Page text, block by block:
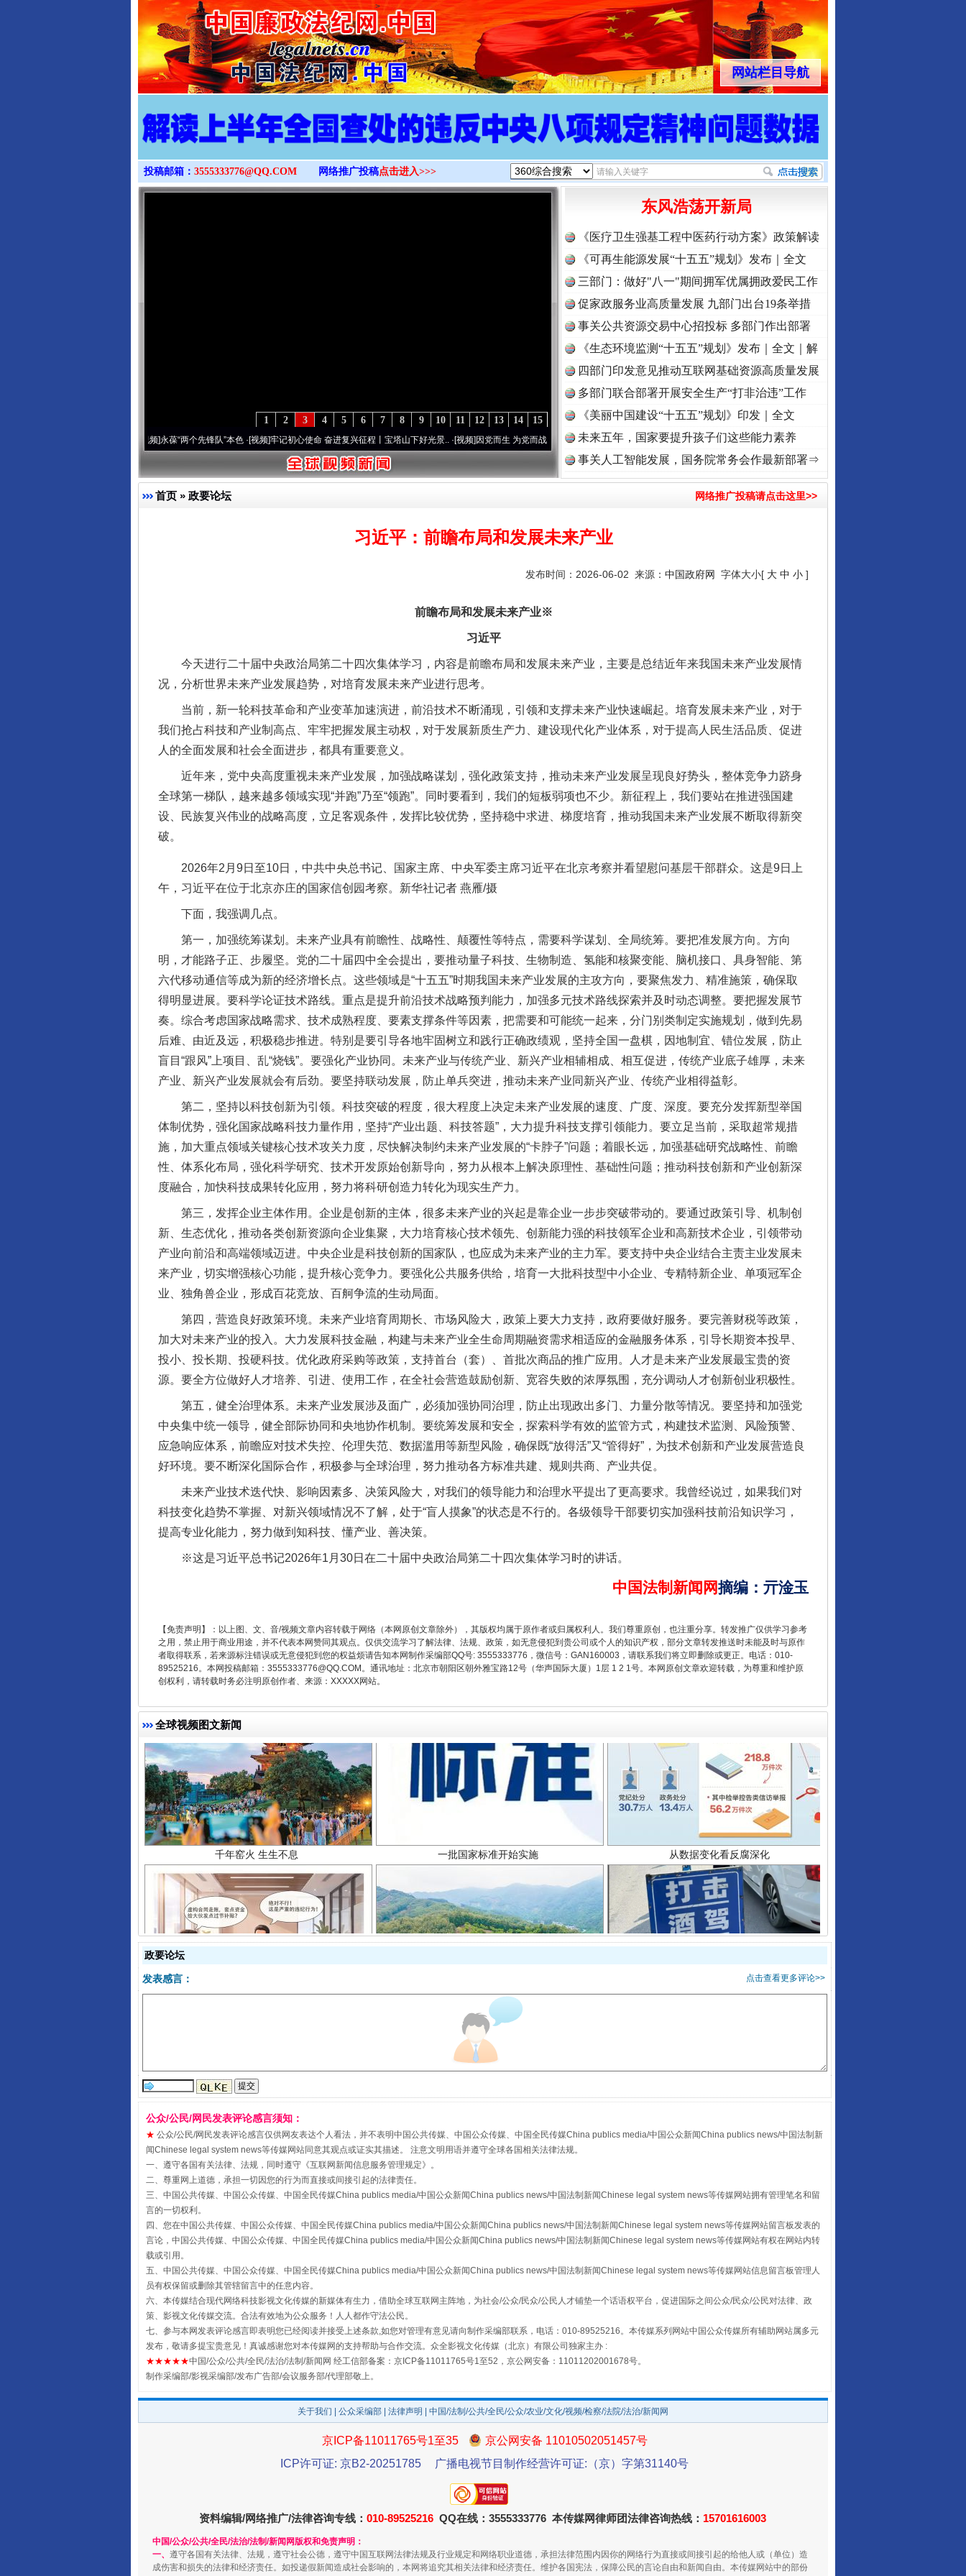
>
网站栏目导航
投稿邮箱： 3555333776@QQ.COM 网络推广投稿点击进入>>>
15
14
13
12
11
10
9
8
7
6
5
4
3
2
1
永葆“两个先锋队”本色·[视频]牢记初心使命 奋进复兴征程丨宝塔山下好光景..·[视频]因党而生 为党而战——百年“纪”事⑧加强纪律..·[视频] 牢记初心使命 奋进复兴征程丨“转折之城”激荡..
东风浩荡开新局
《医疗卫生强基工程中医药行动方案》政策解读
《可再生能源发展“十五五”规划》发布｜全文
三部门：做好"八一"期间拥军优属拥政爱民工作
促家政服务业高质量发展 九部门出台19条举措
事关公共资源交易中心招投标 多部门作出部署
《生态环境监测“十五五”规划》发布｜全文｜解
读
四部门印发意见推动互联网基础资源高质量发展
多部门联合部署开展安全生产“打非治违”工作
《美丽中国建设“十五五”规划》印发｜全文
未来五年，国家要提升孩子们这些能力素养
事关人工智能发展，国务院常务会作最新部署⇒
首页 » 政要论坛 网络推广投稿请点击这里>>
习近平：前瞻布局和发展未来产业
发布时间：2026-06-02 来源： 中国政府网 字体大小[ 大 中 小 ]
前瞻布局和发展未来产业※
习近平
今天进行二十届中央政治局第二十四次集体学习，内容是前瞻布局和发展未来产业，主要是总结近年来我国未来产业发展情
况，分析世界未来产业发展趋势，对培育发展未来产业进行思考。
当前，新一轮科技革命和产业变革加速演进，前沿技术不断涌现，引领和支撑未来产业快速崛起。培育发展未来产业，对于
我们抢占科技和产业制高点、牢牢把握发展主动权，对于发展新质生产力、建设现代化产业体系，对于提高人民生活品质、促进
人的全面发展和社会全面进步，都具有重要意义。
近年来，党中央高度重视未来产业发展，加强战略谋划，强化政策支持，推动未来产业发展呈现良好势头，整体竞争力跻身
全球第一梯队，越来越多领域实现“并跑”乃至“领跑”。同时要看到，我们的短板弱项也不少。新征程上，我们要站在推进强国建
设、民族复兴伟业的战略高度，立足客观条件，发挥比较优势，坚持稳中求进、梯度培育，推动我国未来产业发展不断取得新突
破。
2026年2月9日至10日，中共中央总书记、国家主席、中央军委主席习近平在北京考察并看望慰问基层干部群众。这是9日上
午，习近平在位于北京亦庄的国家信创园考察。新华社记者 燕雁/摄
下面，我强调几点。
第一，加强统筹谋划。未来产业具有前瞻性、战略性、颠覆性等特点，需要科学谋划、全局统筹。要把准发展方向。方向
明，才能路子正、步履坚。党的二十届四中全会提出，要推动量子科技、生物制造、氢能和核聚变能、脑机接口、具身智能、第
六代移动通信等成为新的经济增长点。这些领域是“十五五”时期我国未来产业发展的主攻方向，要聚焦发力、精准施策，确保取
得明显进展。要科学论证技术路线。重点是提升前沿技术战略预判能力，加强多元技术路线探索并及时动态调整。要把握发展节
奏。综合考虑国家战略需求、技术成熟程度、要素支撑条件等因素，把需要和可能统一起来，分门别类制定实施规划，做到先易
后难、由近及远，积极稳步推进。特别是要引导各地牢固树立和践行正确政绩观，坚持全国一盘棋，因地制宜、错位发展，防止
盲目“跟风”上项目、乱“烧钱”。要强化产业协同。未来产业与传统产业、新兴产业相辅相成、相互促进，传统产业底子雄厚，未来
产业、新兴产业发展就会有后劲。要坚持联动发展，防止单兵突进，推动未来产业同新兴产业、传统产业相得益彰。
第二，坚持以科技创新为引领。科技突破的程度，很大程度上决定未来产业发展的速度、广度、深度。要充分发挥新型举国
体制优势，强化国家战略科技力量作用，坚持“产业出题、科技答题”，大力提升科技支撑引领能力。要立足当前，采取超常规措
施，加大重点领域关键核心技术攻关力度，尽快解决制约未来产业发展的“卡脖子”问题；着眼长远，加强基础研究战略性、前瞻
性、体系化布局，强化科学研究、技术开发原始创新导向，努力从根本上解决原理性、基础性问题；推动科技创新和产业创新深
度融合，加快科技成果转化应用，努力将科研创造力转化为现实生产力。
第三，发挥企业主体作用。企业是创新的主体，很多未来产业的兴起是靠企业一步步突破带动的。要通过政策引导、机制创
新、生态优化，推动各类创新资源向企业集聚，大力培育核心技术领先、创新能力强的科技领军企业和高新技术企业，引领带动
产业向前沿和高端领域迈进。中央企业是科技创新的国家队，也应成为未来产业的主力军。要支持中央企业结合主责主业发展未
来产业，切实增强核心功能，提升核心竞争力。要强化公共服务供给，培育一大批科技型中小企业、专精特新企业、单项冠军企
业、独角兽企业，形成百花竞放、百舸争流的生动局面。
第四，营造良好政策环境。未来产业培育周期长、市场风险大，政策上要大力支持，政府要做好服务。要完善财税等政策，
加大对未来产业的投入。大力发展科技金融，构建与未来产业全生命周期融资需求相适应的金融服务体系，引导长期资本投早、
投小、投长期、投硬科技。优化政府采购等政策，支持首台（套）、首批次商品的推广应用。人才是未来产业发展最宝贵的资
源。要全方位做好人才培养、引进、使用工作，在全社会营造鼓励创新、宽容失败的浓厚氛围，充分调动人才创新创业积极性。
第五，健全治理体系。未来产业发展涉及面广，必须加强协同治理，防止出现政出多门、力量分散等情况。要坚持和加强党
中央集中统一领导，健全部际协同和央地协作机制。要统筹发展和安全，探索科学有效的监管方式，构建技术监测、风险预警、
应急响应体系，前瞻应对技术失控、伦理失范、数据滥用等新型风险，确保既“放得活”又“管得好”，为技术创新和产业发展营造良
好环境。要不断深化国际合作，积极参与全球治理，努力推动各方标准共建、规则共商、产业共促。
未来产业技术迭代快、影响因素多、决策风险大，对我们的领导能力和治理水平提出了更高要求。我曾经说过，如果我们对
科技变化趋势不掌握、对新兴领域情况不了解，处于“盲人摸象”的状态是不行的。各级领导干部要切实加强科技前沿知识学习，
提高专业化能力，努力做到知科技、懂产业、善决策。
※这是习近平总书记2026年1月30日在二十届中央政治局第二十四次集体学习时的讲话。
中国法制新闻网摘编 ： 亓淦玉
【免责声明】：以上图、文、音/视频文章内容转载于网络（本网原创文章除外），其版权均属于原作者或归属权利人。我们尊重原创，也注重分享。转发推广仅供学习参考
之用，禁止用于商业用途，并不代表本网赞同其观点。仅供交流学习了解法律、法规、政策，如无意侵犯到贵公司或个人的知识产权，部分文章转发推送时未能及时与原作
者取得联系，若来源标注错误或无意侵犯到您的权益烦请告知本网制作采编部QQ号: 3555333776，微信号：GAN160003，请联系我们将立即删除或更正。电话：010-
89525216。本网投稿邮箱：3555333776@QQ.COM。通讯地址：北京市朝阳区朝外雅宝路12号（华声国际大厦）1层 1 2 1号。本网原创文章欢迎转载，为尊重和维护原
创权利，请转载时务必注明原创作者、来源：XXXXX网站。
全球视频图文新闻
让核能赋能千行百业
千年窑火 生生不息 一批国家标准开始实施 从数据变化看反腐深化
受贿1.44亿！段成刚被判无期 从幼儿园到大学，有这些资助
全民健身五年计划来了！等你上场 事关残疾人未来5年
政要论坛
点击查看更多评论>>
发表感言：
公众/公民/网民发表评论感言须知：
★ 公众/公民/网民发表评论感言仅供网友表达个人看法，并不表明中国公共传媒、中国公众传媒、中国全民传媒China publics media/中国公众新闻China publics news/中国法制新
闻Chinese legal system news等传媒网站同意其观点或证实其描述。 注意文明用语并遵守全球各国相关法律法规。
一、遵守各国有关法律、法规，同时遵守《互联网新闻信息服务管理规定》。
二、尊重网上道德，承担一切因您的行为而直接或间接引起的法律责任。
三、中国公共传媒、中国公众传媒、中国全民传媒China publics media/中国公众新闻China publics news/中国法制新闻Chinese legal system news等传媒网站拥有管理笔名和留
言的一切权利。
四、您在中国公共传媒、中国公众传媒、中国全民传媒China publics media/中国公众新闻China publics news/中国法制新闻Chinese legal system news等传媒网站留言板发表的
言论，中国公共传媒、中国公众传媒、中国全民传媒China publics media/中国公众新闻China publics news/中国法制新闻Chinese legal system news等传媒网站有权在网站内转
载或引用。
五、中国公共传媒、中国公众传媒、中国全民传媒China publics media/中国公众新闻China publics news/中国法制新闻Chinese legal system news等传媒网站信息留言板管理人
员有权保留或删除其管辖留言中的任意内容。
六、本传媒结合现代网络科技影视文化传媒的新媒体有生力，借助全球互联网主阵地，为社会/公众/民众/公民人才铺垫一个话语权平台，促进国际之间公众/民众/公民对法律、政
策、影视文化传媒交流。合法有效地为公众服务！人人都作守法公民。
七、参与本网发表评论感言即表明您已经阅读并接受上述条款,如您对管理有意见请向制作采编部联系，电话：010-89525216。本传媒系列网站中国公众传媒所有辅助网站属多元
发布，敬请多提宝贵意见！真诚感谢您对本传媒网的支持帮助与合作交流。众全影视文化传媒（北京）有限公司独家主办 :
★★★★★中国/公众/公共/全民/法治/法制/新闻网 经工信部备案：京ICP备11011765号1至52，京公网安备：11011202001678号。
制作采编部/影视采编部/发布广告部/会议服务部/代理部敬上。
关于我们 公众采编部 法律声明 | 中国/法制/公共/全民/公众/农业/文化/视频/检察/法院/法治/新闻网
京ICP备11011765号1至35
京公网安备 11010502051457号
ICP许可证: 京B2-20251785
广播电视节目制作经营许可证:（京）字第31140号
资料编辑/网络推广/法律咨询专线： 010-89525216 QQ在线：3555333776 本传媒网律师团法律咨询热线： 15701616003
中国/公众/公共/全民/法治/法制/新闻网版权和免责声明：
一、 遵守各国有关法律、法规，遵守社会公德，遵守中国互联网法律法规及行业规定和网络职业道德，承担法律范围内因你的网络行为直接或间接引起的给他人或（单位）造
成伤害和损失的法律和经济责任。如投递假新闻造成社会影响的，本网将追究其相关法律和经济责任。维护各国宪法，保障公民的言论自由和新闻自由。本传媒网站中的部份